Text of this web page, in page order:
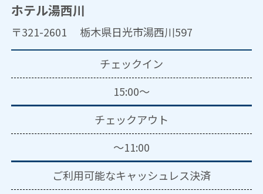
ホテル湯西川
〒321-2601 栃木県日光市湯西川597
チェックイン
15:00～
チェックアウト
～11:00
ご利用可能なキャッシュレス決済